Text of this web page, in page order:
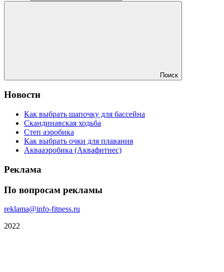
Поиск
Новости
Как выбрать шапочку для бассейна
Скандинавская ходьба
Степ аэробика
Как выбрать очки для плавания
Аквааэробика (Аквафитнес)
Реклама
По вопросам рекламы
reklama@info-fitness.ru
2022